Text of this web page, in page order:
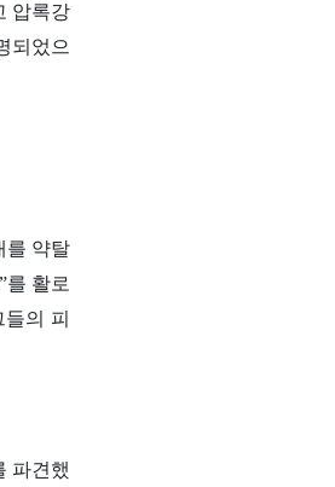
압록강
되었으
를 약탈
를 활로
의 피
파견했